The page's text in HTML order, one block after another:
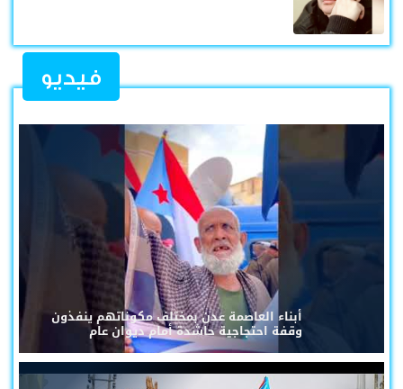
فيديو
أبناء العاصمة عدن بمختلف مكوناتهم ينفذون
وقفة احتجاجية حاشدة أمام ديوان عام